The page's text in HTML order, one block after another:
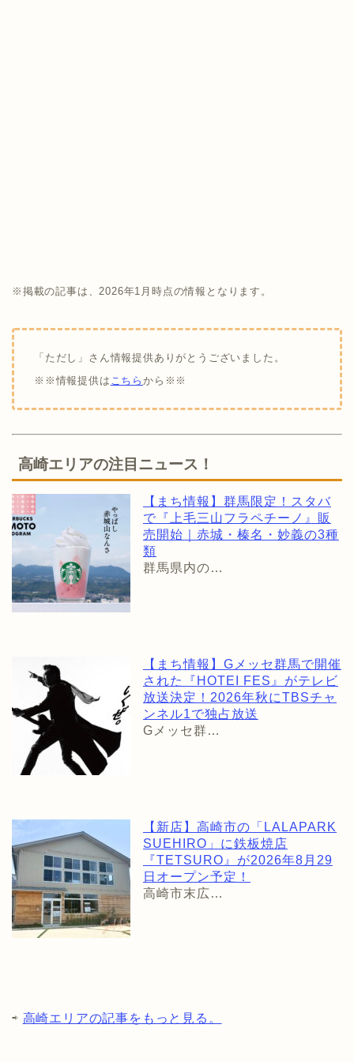
※掲載の記事は、2026年1月時点の情報となります。
「ただし」さん情報提供ありがとうございました。
※※情報提供は こちらから※※
高崎エリアの注目ニュース！
【まち情報】群馬限定！スタバ
で『上毛三山フラペチーノ』販
売開始｜赤城・榛名・妙義の3種
類
群馬県内の…
【まち情報】Gメッセ群馬で開催
された『HOTEI FES』がテレビ
放送決定！2026年秋にTBSチャ
ンネル1で独占放送
Gメッセ群…
【新店】高崎市の「LALAPARK
SUEHIRO」に鉄板焼店
『TETSURO』が2026年8月29
日オープン予定！
高崎市末広…
⇨ 高崎エリアの記事をもっと見る。